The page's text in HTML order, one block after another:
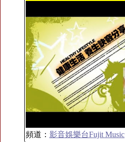
頻道： 影音娛樂台Fujit Music